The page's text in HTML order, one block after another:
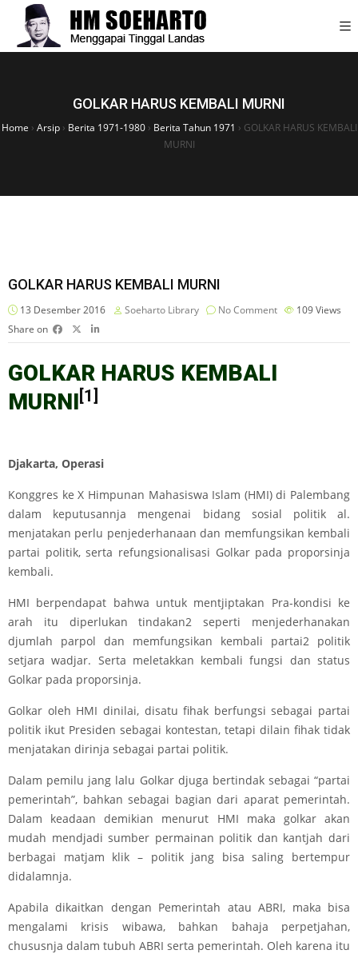
GOLKAR HARUS KEMBALI MURNI
Home › Arsip› Berita 1971-1980› Berita Tahun 1971 › GOLKAR HARUS KEMBALI
MURNI
GOLKAR HARUS KEMBALI MURNI
13 Desember 2016 Soeharto Library No Comment 109Views
Share on
GOLKAR HARUS KEMBALI
MURNI [1]
Djakarta, Operasi
Konggres ke X Himpunan Mahasiswa Islam (HMI) di Palembang
dalam keputusannja mengenai bidang sosial politik al.
menjatakan perlu penjederhanaan dan memfungsikan kembali
partai politik, serta refungsionalisasi Golkar pada proporsinja
kembali.
HMI berpendapat bahwa untuk mentjiptakan Pra-kondisi ke
arah itu diperlukan tindakan2 seperti menjederhanakan
djumlah parpol dan memfungsikan kembali partai2 politik
setjara wadjar. Serta meletakkan kembali fungsi dan status
Golkar pada proporsinja.
Golkar oleh HMI dinilai, disatu fihak berfungsi sebagai partai
politik ikut Presiden sebagai kontestan, tetapi dilain fihak tidak
menjatakan dirinja sebagai partai politik.
Dalam pemilu jang lalu Golkar djuga bertindak sebagai “partai
pemerintah”, bahkan sebagai bagian dari aparat pemerintah.
Dalam keadaan demikian menurut HMI maka golkar akan
mudah mendjadi sumber permainan politik dan kantjah dari
berbagai matjam klik – politik jang bisa saling bertempur
didalamnja.
Apabila dikaitkan dengan Pemerintah atau ABRI, maka bisa
mengalami krisis wibawa, bahkan bahaja perpetjahan,
chususnja dalam tubuh ABRI serta pemerintah. Oleh karena itu